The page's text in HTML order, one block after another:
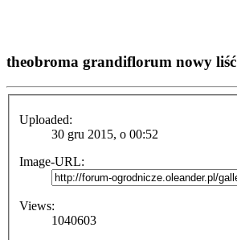
theobroma grandiflorum nowy liść
Uploaded:
30 gru 2015, o 00:52
Image-URL:
Views:
1040603